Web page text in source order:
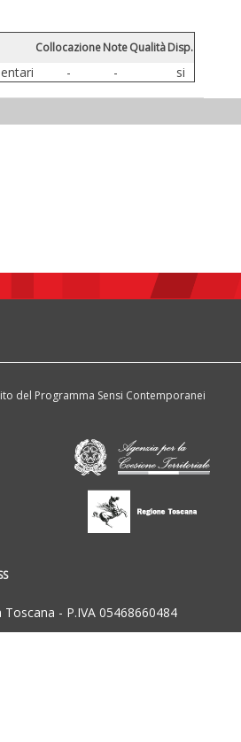
CollocazioneNoteQualitàDisp.
- - si
del Programma Sensi Contemporanei
- P.IVA 05468660484